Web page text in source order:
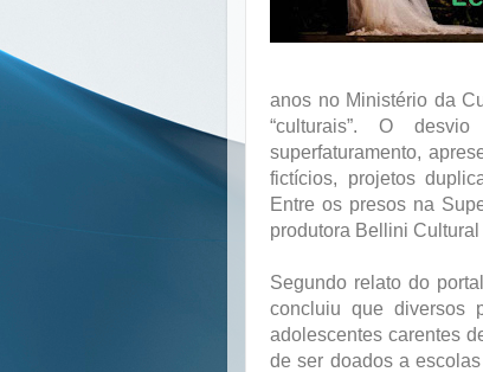
anos no Ministério da
“culturais”. O
superfaturamento,
fictícios, projetos
Entre os presos na
produtora Bellini
Segundo relato do
concluiu que diversos
adolescentes carentes
de ser doados a